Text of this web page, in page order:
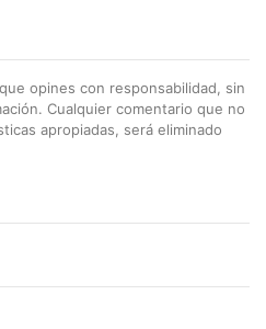
opines con responsabilidad, sin
Cualquier comentario que no
apropiadas, será eliminado